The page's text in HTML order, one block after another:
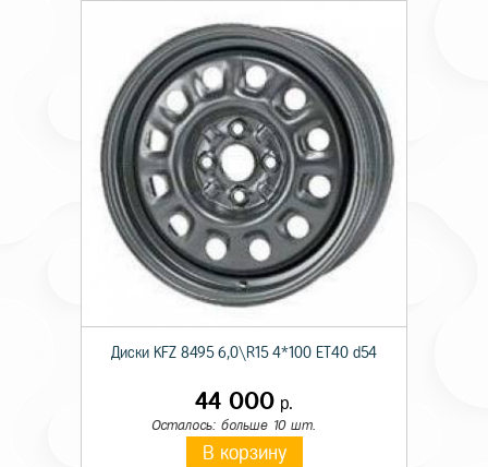
Диски KFZ 8495 6,0\R15 4*100 ET40 d54
44 000 р.
Осталось: больше 10 шт.
В корзину